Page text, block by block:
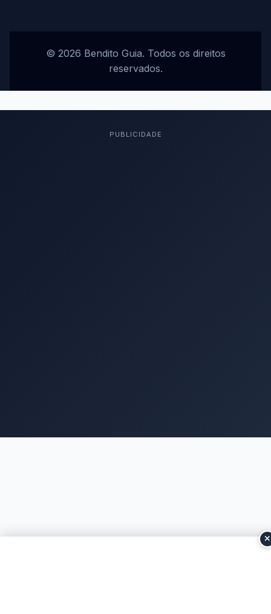
© 2026 Bendito Guia. Todos os direitos
reservados.